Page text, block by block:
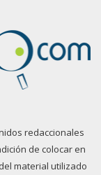
redaccionales
de colocar en
material utilizado